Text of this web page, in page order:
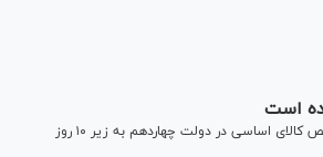
رئیس امور اطلاع‌رسانی دولت در پیامی در شبکه اجتماعی ایکس، اعلام کرد: میانگین زمان ترخیص کالای اساسی در دولت چهاردهم به زیر ۱۰ روز